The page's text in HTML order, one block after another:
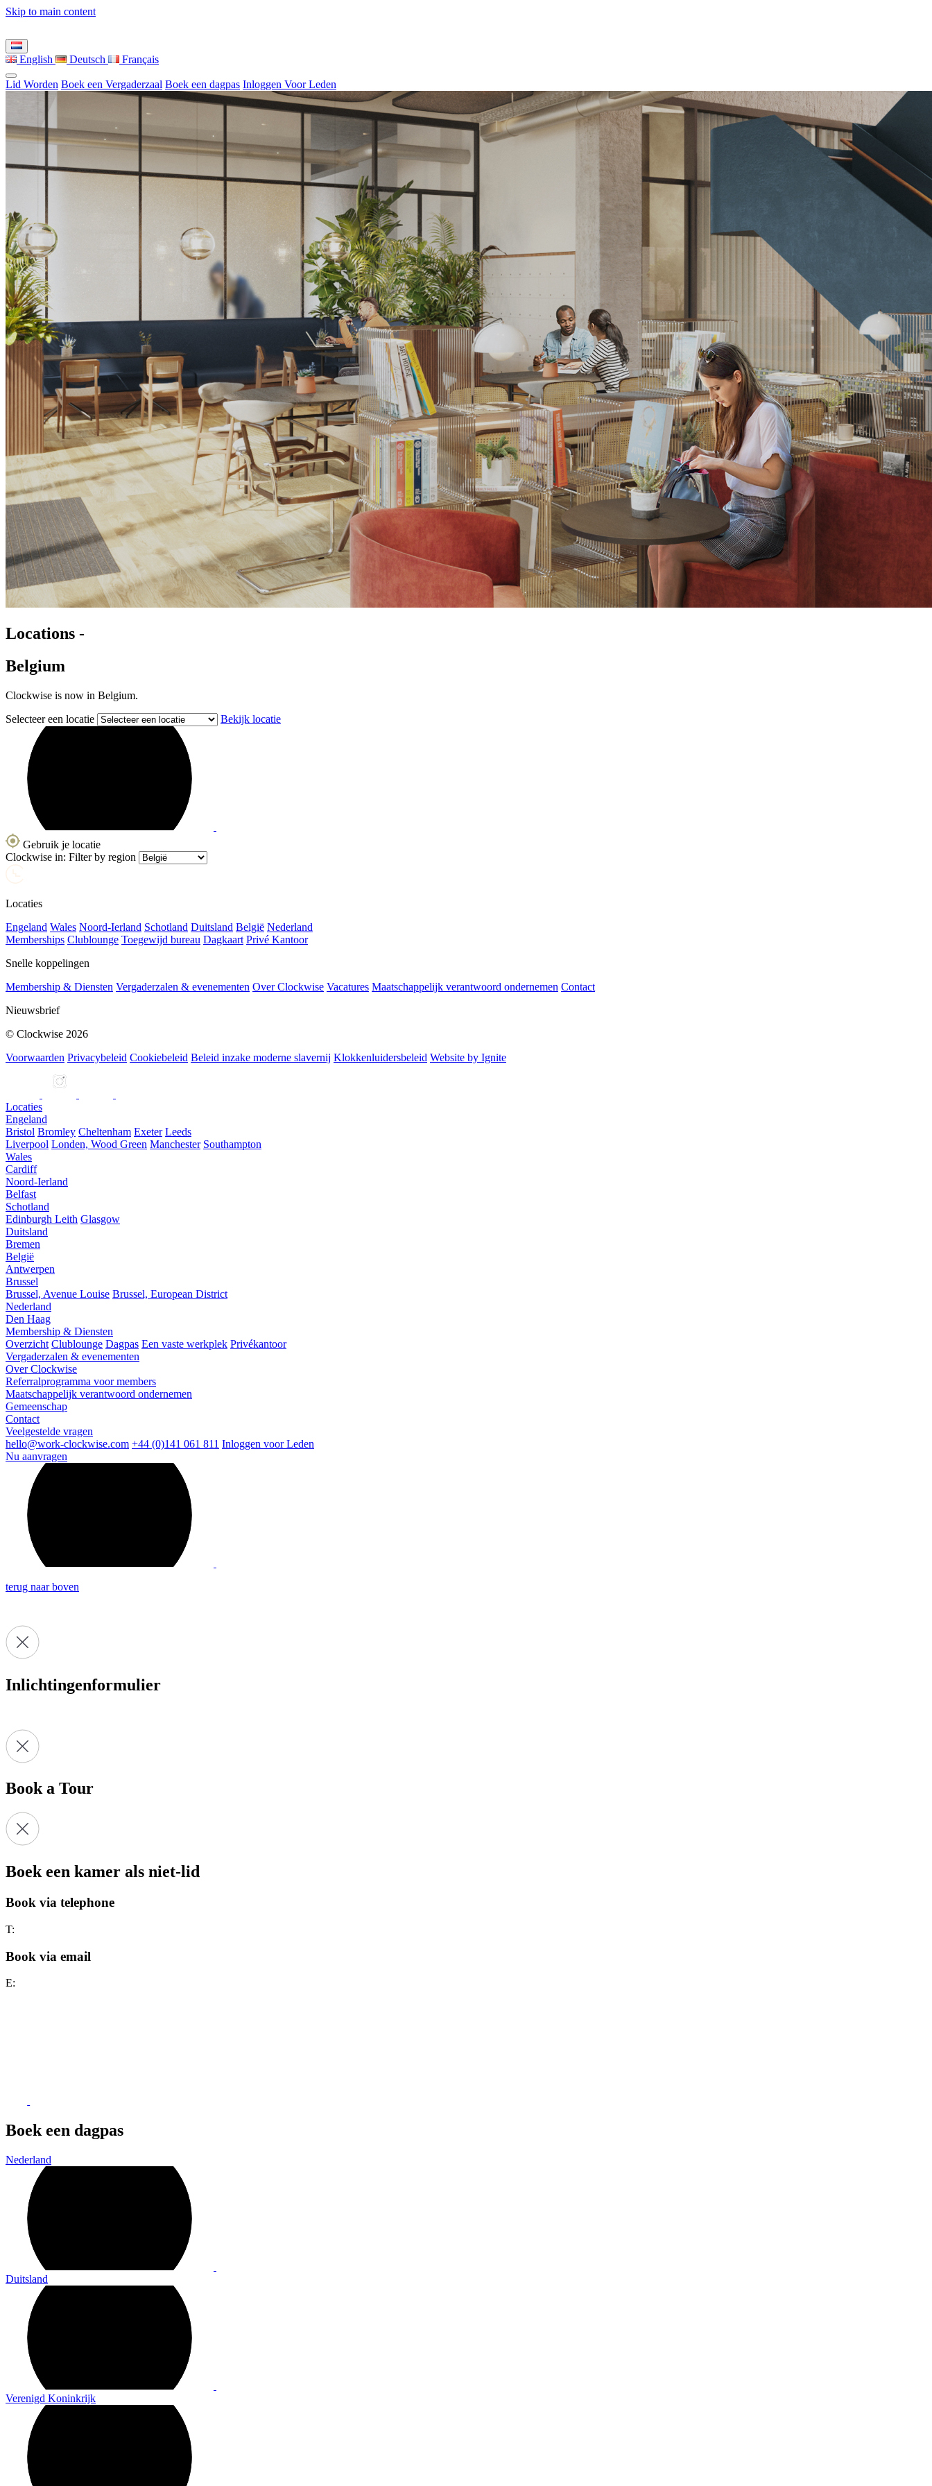
Skip to main content
English Deutsch Français
Lid Worden Boek een Vergaderzaal Boek een dagpas Inloggen Voor Leden
Locations -
Belgium
Clockwise is now in Belgium.
Selecteer een locatie
Bekijk locatie
Gebruik je locatie
Clockwise in: Filter by region
Locaties
Engeland Wales Noord-Ierland Schotland Duitsland België Nederland
Memberships Clublounge Toegewijd bureau Dagkaart Privé Kantoor
Snelle koppelingen
Membership & Diensten Vergaderzalen & evenementen Over Clockwise Vacatures Maatschappelijk verantwoord ondernemen Contact
Nieuwsbrief
© Clockwise 2026
Voorwaarden Privacybeleid Cookiebeleid Beleid inzake moderne slavernij Klokkenluidersbeleid Website by Ignite
Locaties
Engeland
Bristol Bromley Cheltenham Exeter Leeds
Liverpool Londen, Wood Green Manchester Southampton
Wales
Cardiff
Noord-Ierland
Belfast
Schotland
Edinburgh Leith Glasgow
Duitsland
Bremen
België
Antwerpen
Brussel
Brussel, Avenue Louise Brussel, European District
Nederland
Den Haag
Membership & Diensten
Overzicht Clublounge Dagpas Een vaste werkplek Privékantoor
Vergaderzalen & evenementen
Over Clockwise
Referralprogramma voor members
Maatschappelijk verantwoord ondernemen
Gemeenschap
Contact
Veelgestelde vragen
hello@work-clockwise.com +44 (0)141 061 811 Inloggen voor Leden
Nu aanvragen
terug naar boven
Inlichtingenformulier
Book a Tour
Boek een kamer als niet-lid
Book via telephone
T:
Book via email
E:
Boek een dagpas
Nederland
Duitsland
Verenigd Koninkrijk